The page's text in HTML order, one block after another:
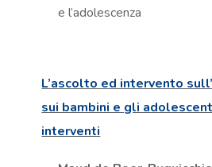
e l’adolescenza
L’ascolto ed intervento
sui bambini e gli
interventi